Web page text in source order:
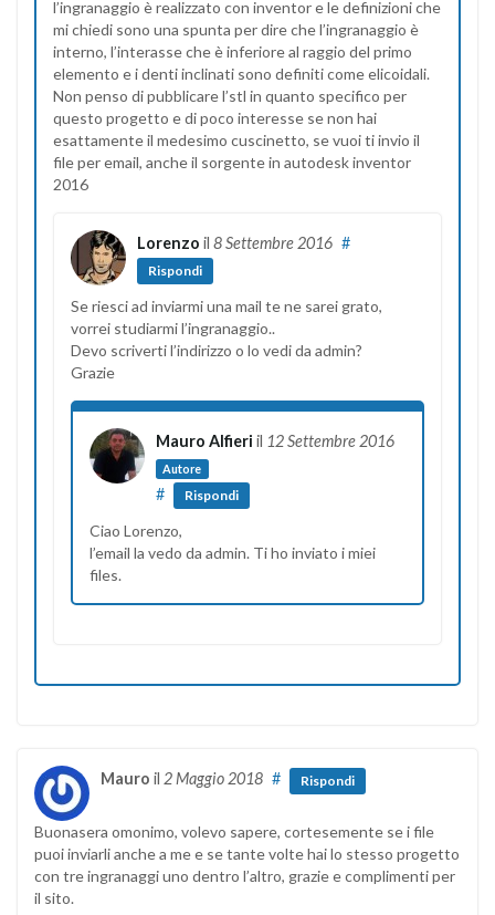
l’ingranaggio è realizzato con inventor e le definizioni che
mi chiedi sono una spunta per dire che l’ingranaggio è
interno, l’interasse che è inferiore al raggio del primo
elemento e i denti inclinati sono definiti come elicoidali.
Non penso di pubblicare l’stl in quanto specifico per
questo progetto e di poco interesse se non hai
esattamente il medesimo cuscinetto, se vuoi ti invio il
file per email, anche il sorgente in autodesk inventor
2016
Lorenzo il 8 Settembre 2016 #
Rispondi
Se riesci ad inviarmi una mail te ne sarei grato,
vorrei studiarmi l’ingranaggio..
Devo scriverti l’indirizzo o lo vedi da admin?
Grazie
Mauro Alfieri il 12 Settembre 2016
Autore
# Rispondi
Ciao Lorenzo,
l’email la vedo da admin. Ti ho inviato i miei
files.
Mauro il 2 Maggio 2018 # Rispondi
Buonasera omonimo, volevo sapere, cortesemente se i file
puoi inviarli anche a me e se tante volte hai lo stesso progetto
con tre ingranaggi uno dentro l’altro, grazie e complimenti per
il sito.